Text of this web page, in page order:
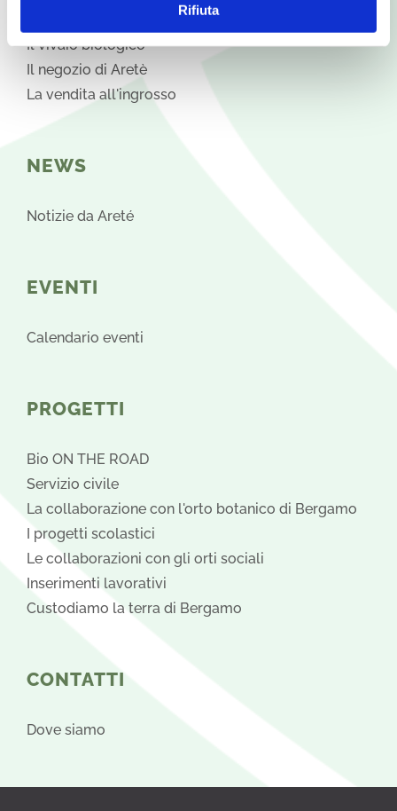
Rifiuta
Il vivaio biologico
Il negozio di Aretè
La vendita all'ingrosso
NEWS
Notizie da Areté
EVENTI
Calendario eventi
PROGETTI
Bio ON THE ROAD
Servizio civile
La collaborazione con l'orto botanico di Bergamo
I progetti scolastici
Le collaborazioni con gli orti sociali
Inserimenti lavorativi
Custodiamo la terra di Bergamo
CONTATTI
Dove siamo